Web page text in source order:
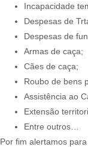
Incapacidade
Despesas de
Despesas de
Armas de caça;
Cães de caça;
Roubo de bens
Assistência ao
Extensão
Entre outros…
Por fim alertamos